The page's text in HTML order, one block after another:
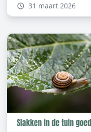
snel naar hoe
en duurzame manier.
31 maart 2026
Slakken in de tuin